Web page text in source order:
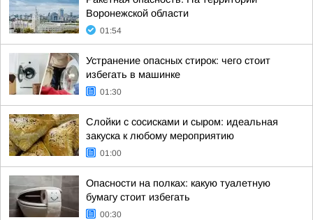
Воронежской области
01:54
Устранение опасных стирок: чего стоит
избегать в машинке
01:30
Слойки с сосисками и сыром: идеальная
закуска к любому мероприятию
01:00
Опасности на полках: какую туалетную
бумагу стоит избегать
00:30